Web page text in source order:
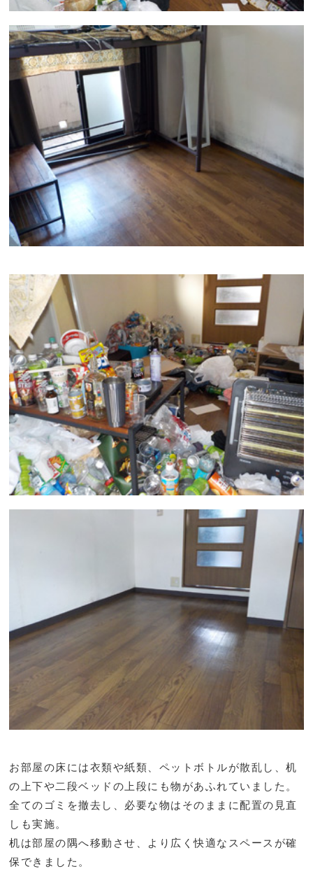
お部屋の床には衣類や紙類、ペットボトルが散乱し、机
の上下や二段ベッドの上段にも物があふれていました。
全てのゴミを撤去し、必要な物はそのままに配置の見直
しも実施。
机は部屋の隅へ移動させ、より広く快適なスペースが確
保できました。